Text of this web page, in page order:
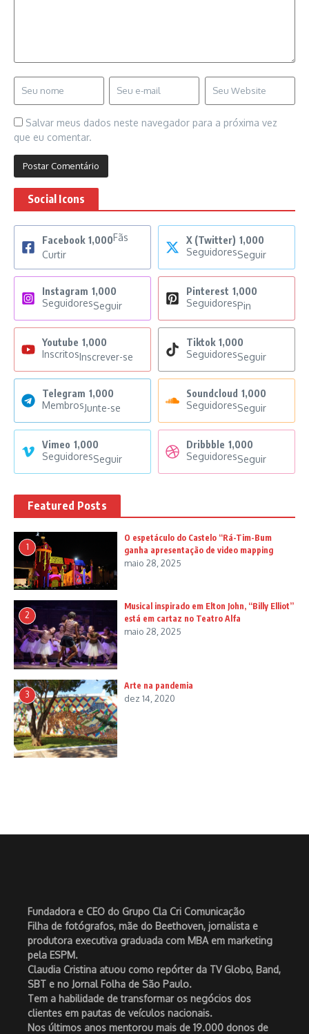
Salvar meus dados neste navegador para a próxima vez
que eu comentar.
Social Icons
Facebook 1,000Fãs
Curtir
X (Twitter) 1,000
SeguidoresSeguir
Instagram 1,000
SeguidoresSeguir
Pinterest 1,000
SeguidoresPin
Youtube 1,000
InscritosInscrever-se
Tiktok 1,000
SeguidoresSeguir
Telegram 1,000
MembrosJunte-se
Soundcloud 1,000
SeguidoresSeguir
Vimeo 1,000
SeguidoresSeguir
Dribbble 1,000
SeguidoresSeguir
Featured Posts
1
O espetáculo do Castelo “Rá-Tim-Bum
ganha apresentação de video mapping
maio 28, 2025
2
Musical inspirado em Elton John, “Billy Elliot”
está em cartaz no Teatro Alfa
maio 28, 2025
3
Arte na pandemia
dez 14, 2020
Fundadora e CEO do Grupo Cla Cri Comunicação
Filha de fotógrafos, mãe do Beethoven, jornalista e
produtora executiva graduada com MBA em marketing
pela ESPM.
Claudia Cristina atuou como repórter da TV Globo, Band,
SBT e no Jornal Folha de São Paulo.
Tem a habilidade de transformar os negócios dos
clientes em pautas de veículos nacionais.
Nos últimos anos mentorou mais de 19.000 donos de